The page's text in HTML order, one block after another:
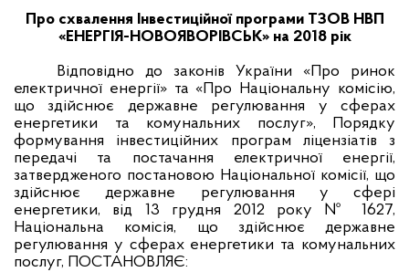
Про схвалення Інвестиційної програми ТЗОВ НВП
«ЕНЕРГІЯ-НОВОЯВОРІВСЬК» на 2018 рік
Відповідно до законів України «Про ринок
електричної енергії» та «Про Національну комісію,
що здійснює державне регулювання у сферах
енергетики та комунальних послуг», Порядку
формування інвестиційних програм ліцензіатів з
передачі та постачання електричної енергії,
затвердженого постановою Національної комісії, що
здійснює державне регулювання у сфері
енергетики, від 13 грудня 2012 року № 1627,
Національна комісія, що здійснює державне
регулювання у сферах енергетики та комунальних
послуг, ПОСТАНОВЛЯЄ: